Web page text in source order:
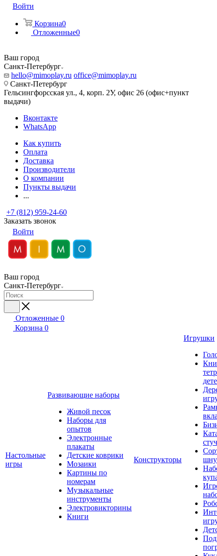
Войти
Корзина0
Отложенные0
Ваш город
Санкт-Петербург
hello@mimoplay.ru office@mimoplay.ru
Санкт-Петербург
Гельсингфорсская ул., 4, корп. 2У, офис 26 (офис+пункт
выдачи)
Вконтакте
WhatsApp
Как купить
Оплата
Доставка
Производители
О компании
Пункты выдачи
...
+7 (812) 959-24-60
Заказать звонок
Войти
Ваш город
Санкт-Петербург
Отложенные 0
Корзина 0
Настольные
игры
Развивающие наборы
Живой песок
Наборы для
опытов
Электронные
плакаты
Детские коврики
Мозаики
Картины по
номерам
Музыкальные
инструменты
Электровикторины
Книги
Конструкторы
Игрушки